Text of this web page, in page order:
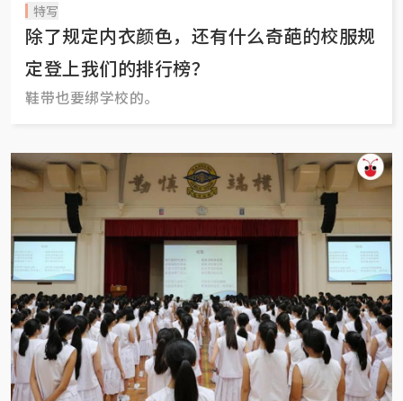
特写
除了规定内衣颜色，还有什么奇葩的校服规
定登上我们的排行榜？
鞋带也要绑学校的。